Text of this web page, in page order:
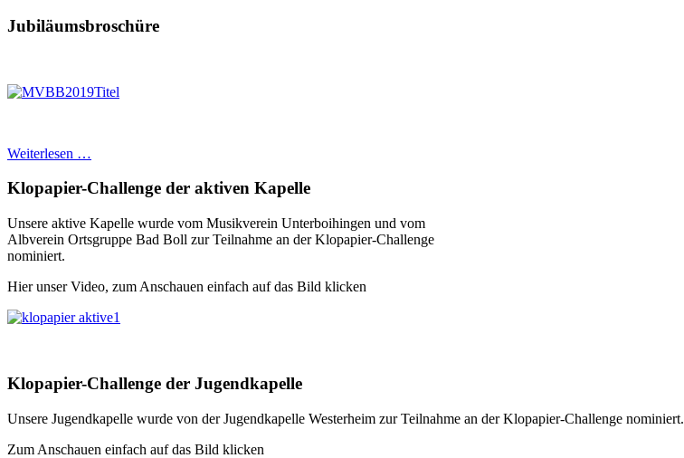
Jubiläumsbroschüre
Weiterlesen …
Klopapier-Challenge der aktiven Kapelle
Unsere aktive Kapelle wurde vom Musikverein Unterboihingen und vom
Albverein Ortsgruppe Bad Boll zur Teilnahme an der Klopapier-Challenge
nominiert.
Hier unser Video, zum Anschauen einfach auf das Bild klicken
Klopapier-Challenge der Jugendkapelle
Unsere Jugendkapelle wurde von der Jugendkapelle Westerheim zur Teilnahme an der Klopapier-Challenge nominiert.
Zum Anschauen einfach auf das Bild klicken